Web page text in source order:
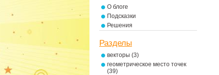
О блоге
Подсказки
Решения
Разделы
векторы (3)
геометрическое место точек
(39)